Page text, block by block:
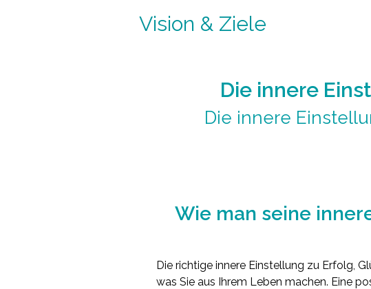
Vision & Ziele
Die innere
Die innere
Wie man seine
Die richtige innere Einstellung zu Erfolg,
was Sie aus Ihrem Leben machen. Eine